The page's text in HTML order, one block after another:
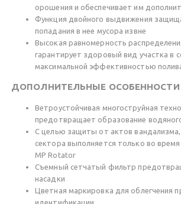
орошения и обеспечивает им
Функция двойного выдвижения
попадания в нее мусора извне
Высокая равномерность
гарантирует здоровый вид участка в
максимальной эффективностью
ДОПОЛНИТЕЛЬНЫЕ ОСОБЕННОСТИ
Ветроустойчивая многоструйная
предотвращает образование
С целью защиты от актов вандализма,
сектора выполняется только во
MP Rotator
Съемный сетчатый фильтр
насадки
Цветная маркировка для облегчения
идентификации